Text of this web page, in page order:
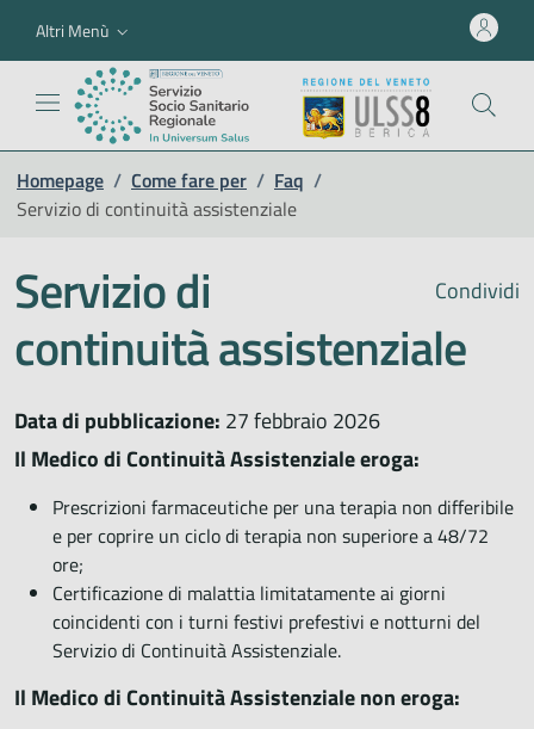
Altri Menù
Homepage / Come fare per / Faq /
Servizio di continuità assistenziale
Condividi
Servizio di
continuità assistenziale
Data di pubblicazione: 27 febbraio 2026
Il Medico di Continuità Assistenziale eroga:
Prescrizioni farmaceutiche per una terapia non differibile
e per coprire un ciclo di terapia non superiore a 48/72
ore;
Certificazione di malattia limitatamente ai giorni
coincidenti con i turni festivi prefestivi e notturni del
Servizio di Continuità Assistenziale.
Il Medico di Continuità Assistenziale non eroga: